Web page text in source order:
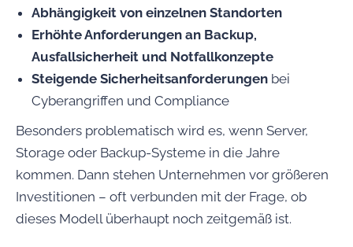
Abhängigkeit von einzelnen Standorten
Erhöhte Anforderungen an Backup,
Ausfallsicherheit und Notfallkonzepte
Steigende Sicherheitsanforderungen bei
Cyberangriffen und Compliance
Besonders problematisch wird es, wenn Server,
Storage oder Backup-Systeme in die Jahre
kommen. Dann stehen Unternehmen vor größeren
Investitionen – oft verbunden mit der Frage, ob
dieses Modell überhaupt noch zeitgemäß ist.